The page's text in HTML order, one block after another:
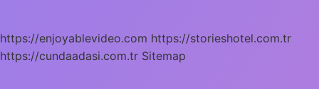
https://enjoyablevideo.com https://storieshotel.com.tr
https://cundaadasi.com.tr Sitemap